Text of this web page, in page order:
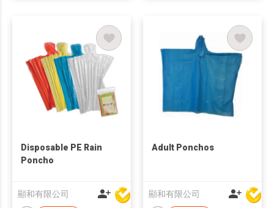
Disposable PE Rain
Poncho
顯和有限公司
Adult Ponchos
顯和有限公司